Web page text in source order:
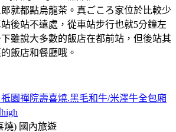
就都點烏龍茶。真ごころ家位於比較少
後站不遠處，從車站步行也就5分鐘左
雖說大多數的飯店在都前站，但後站其
飯店和餐廳哦。
祇園禪院壽喜燒.黑毛和牛/米澤牛全包廂
燒) 國內旅遊